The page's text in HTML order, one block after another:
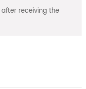
after receiving the